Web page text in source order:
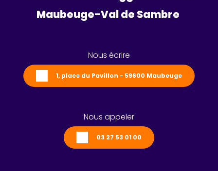
Maubeuge-Val de Sambre
Nous écrire
1, place du Pavillon - 59600 Maubeuge
Nous appeler
03 27 53 01 00